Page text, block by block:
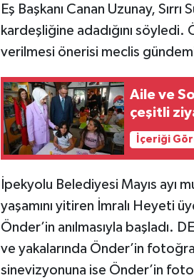
Eş Başkanı Canan Uzunay, Sırrı
kardeşliğine adadığını söyledi.
verilmesi önerisi meclis
Aile ve
çeşitli
İçeriği
İpekyolu Belediyesi Mayıs ayı
yaşamını yitiren İmralı Heyeti
Önder’in anılmasıyla başladı.
ve yakalarında Önder’in
sinevizyonuna ise Önder’in